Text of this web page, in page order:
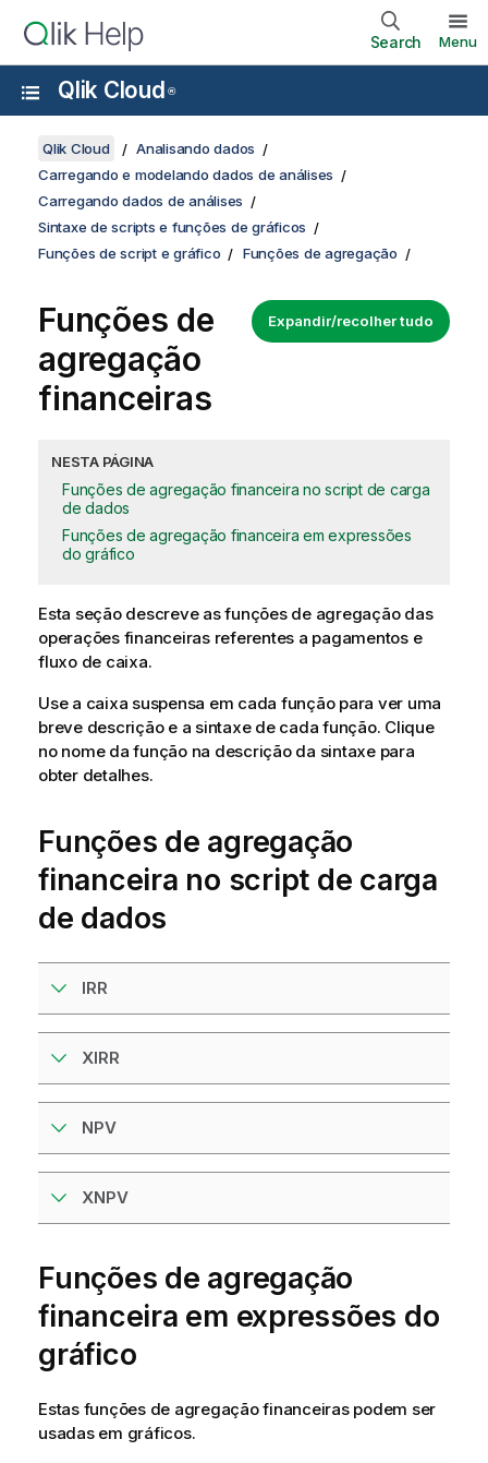
Search Menu
Qlik Cloud ®
Qlik Cloud
Analisando dados
Carregando e modelando dados de análises
Carregando dados de análises
Sintaxe de scripts e funções de gráficos
Funções de script e gráfico
Funções de agregação
Expandir/recolher tudo
Funções de
agregação
financeiras
NESTA PÁGINA
Funções de agregação financeira no script de carga
de dados
Funções de agregação financeira em expressões
do gráfico
Esta seção descreve as funções de agregaçãodas
operações financeiras referentes a pagamentos e
fluxo de caixa.
Use a caixa suspensa em cada função para ver uma
breve descrição e a sintaxe de cada função. Clique
no nome da função na descrição da sintaxe para
obter detalhes.
Funções de agregação
financeira no script de carga
de dados
IRR
XIRR
NPV
XNPV
Funções de agregação
financeira em expressões do
gráfico
Estas funções de agregação financeiras podem ser
usadas em gráficos.